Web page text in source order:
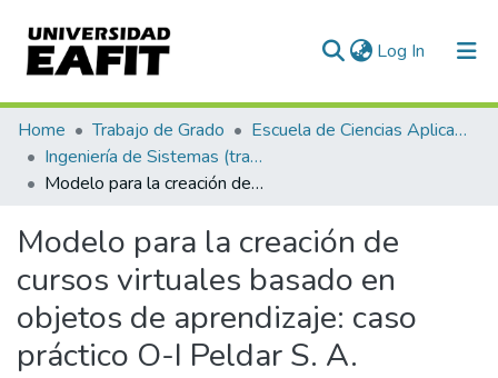
Log In (current)
Communities & Collections
All of DSpace
Home Trabajo de Grado
Escuela de Ciencias Aplicadas e Ingeniería
Ingeniería de Sistemas (trabajo de grado)
Modelo para la creación de cursos virtuales basado en objetos de aprendizaje: caso práctico O-I Peldar S. A.
Modelo para la creación de
cursos virtuales basado en
objetos de aprendizaje: caso
práctico O-I Peldar S. A.